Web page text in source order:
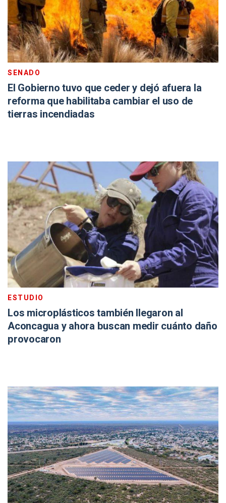
SENADO
El Gobierno tuvo que ceder y dejó afuera la
reforma que habilitaba cambiar el uso de
tierras incendiadas
ESTUDIO
Los microplásticos también llegaron al
Aconcagua y ahora buscan medir cuánto daño
provocaron